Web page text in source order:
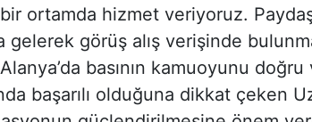
ortamda hizmet veriyoruz.
gelerek görüş alış verişinde
basının kamuoyunu doğru
başarılı olduğuna dikkat çeken